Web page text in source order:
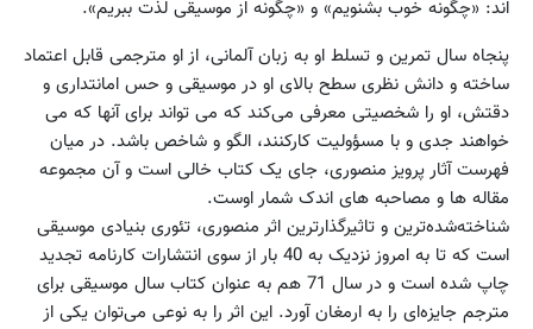
اند: «چگونه خوب بشنویم» و «چگونه از موسیقی لذت ببریم».
پنجاه سال تمرین و تسلط او به زبان آلمانی، از او مترجمی قابل اعتماد
ساخته و دانش نظری سطح بالای او در موسیقی و حس امانتداری و
دقتش، او را شخصیتی معرفی می‌کند که می تواند برای آنها که می
خواهند جدی و با مسؤولیت کارکنند، الگو و شاخص باشد. در میان
فهرست آثار پرویز منصوری، جای یک کتاب خالی است و آن مجموعه
مقاله ها و مصاحبه های اندک شمار اوست.
شناخته‌شده‌ترین و تاثیرگذارترین اثر منصوری، تئوری بنیادی موسیقی
است که تا به امروز نزدیک به 40 بار از سوی انتشارات کارنامه تجدید
چاپ شده است و در سال 71 هم به عنوان کتاب سال موسیقی برای
مترجم جایزه‌ای را به ارمغان آورد. این اثر را به نوعی می‌توان یکی از